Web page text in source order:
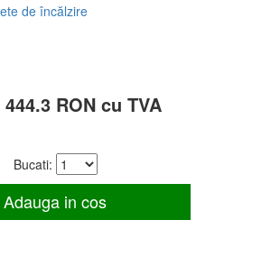
de încălzire
444.3 RON cu TVA
Bucati: